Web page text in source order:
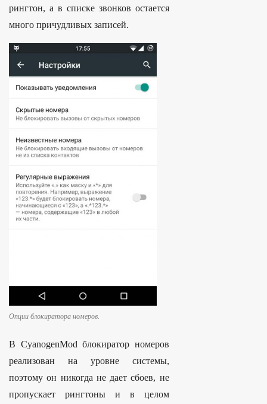
рингтон, а в списке звонков остается
много причудливых записей.
Опции блокиратора номеров.
В CyanogenMod блокиратор номеров
реализован на уровне системы,
поэтому он никогда не дает сбоев, не
пропускает рингтоны и в целом